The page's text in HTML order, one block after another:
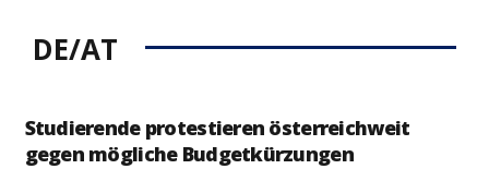
DE/AT
Studierende protestieren österreichweit
gegen mögliche Budgetkürzungen